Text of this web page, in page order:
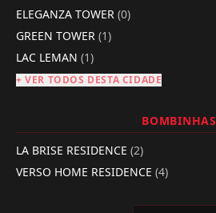
ELEGANZA TOWER (0)
GREEN TOWER (1)
LAC LEMAN (1)
+ VER TODOS DESTA CIDADE
BOMBINHAS
LA BRISE RESIDENCE (2)
VERSO HOME RESIDENCE (4)